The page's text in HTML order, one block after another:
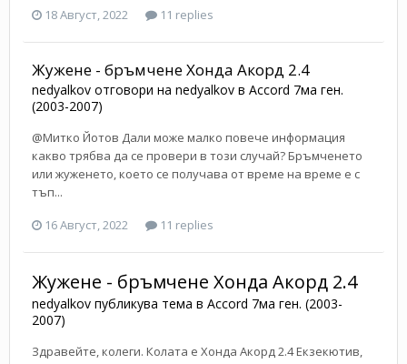
18 Август, 2022
11 replies
Жужене - бръмчене Хонда Акорд 2.4
nedyalkov отговори на nedyalkov в Accord 7ма ген.
(2003-2007)
@Митко Йотов Дали може малко повече информация
какво трябва да се провери в този случай? Бръмченето
или жуженето, което се получава от време на време е с
тъп...
16 Август, 2022
11 replies
Жужене - бръмчене Хонда Акорд 2.4
nedyalkov публикува тема в Accord 7ма ген. (2003-
2007)
Здравейте, колеги. Колата е Хонда Акорд 2.4 Екзекютив,